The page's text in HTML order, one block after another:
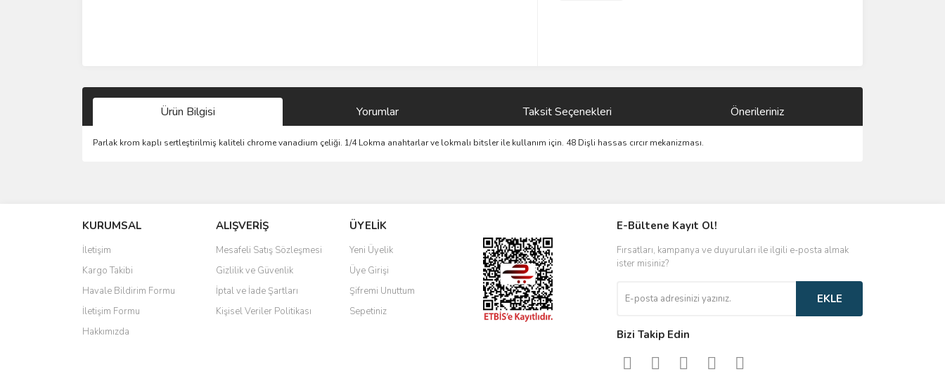
Ürün Bilgisi Yorumlar Taksit Seçenekleri Önerileriniz
Parlak krom kaplı sertleştirilmiş kaliteli chrome vanadium çeliği. 1/4 Lokma anahtarlar ve lokmalı bitsler ile kullanım için. 48 Dişli hassas cırcır mekanizması.
Yorum Yaz
Ürün resmi kalitesiz, bozuk veya görüntülenemiyor.
Ürün açıklamasında eksik bilgiler bulunuyor.
Ürün bilgilerinde hatalar bulunuyor.
Ürün fiyatı diğer sitelerden daha pahalı.
Bu ürüne benzer farklı alternatifler olmalı.
KURUMSAL
İletişim
Kargo Takibi
Havale Bildirim Formu
İletişim Formu
Hakkımızda
ALIŞVERİŞ
Mesafeli Satış Sözleşmesi
Gizlilik ve Güvenlik
İptal ve İade Şartları
Kişisel Veriler Politikası
ÜYELİK
Yeni Üyelik
Üye Girişi
Şifremi Unuttum
Sepetiniz
E-Bültene Kayıt Ol!
Fırsatları, kampanya ve duyuruları ile ilgili e-posta almak
ister misiniz?
EKLE
Bizi Takip Edin